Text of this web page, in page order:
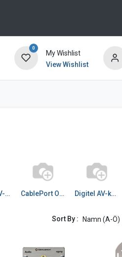
0
My Wishlist
View Wishlist
CPD² 80 AV-kaluste kesk CablePort Office AV Digitel AV-kaivot
Sort By : Namn (A-Ö)